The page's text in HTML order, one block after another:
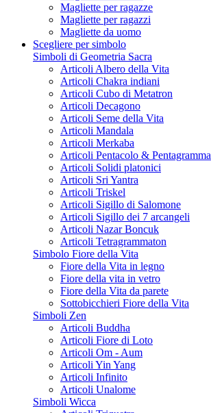
Magliette per ragazze
Magliette per ragazzi
Magliette da uomo
Scegliere per simbolo
Simboli di Geometria Sacra
Articoli Albero della Vita
Articoli Chakra indiani
Articoli Cubo di Metatron
Articoli Decagono
Articoli Seme della Vita
Articoli Mandala
Articoli Merkaba
Articoli Pentacolo & Pentagramma
Articoli Solidi platonici
Articoli Sri Yantra
Articoli Triskel
Articoli Sigillo di Salomone
Articoli Sigillo dei 7 arcangeli
Articoli Nazar Boncuk
Articoli Tetragrammaton
Simbolo Fiore della Vita
Fiore della Vita in legno
Fiore della vita in vetro
Fiore della Vita da parete
Sottobicchieri Fiore della Vita
Simboli Zen
Articoli Buddha
Articoli Fiore di Loto
Articoli Om - Aum
Articoli Yin Yang
Articoli Infinito
Articoli Unalome
Simboli Wicca